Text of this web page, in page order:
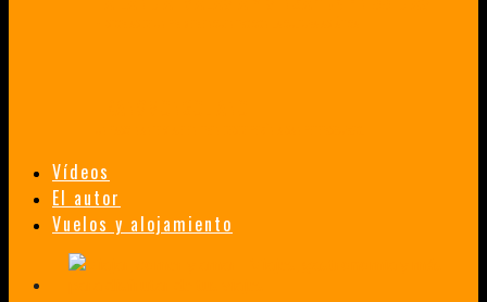
Vídeos
El autor
Vuelos y alojamiento